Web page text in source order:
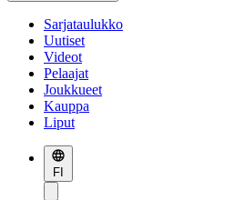
Sarjataulukko
Uutiset
Videot
Pelaajat
Joukkueet
Kauppa
Liput
FI